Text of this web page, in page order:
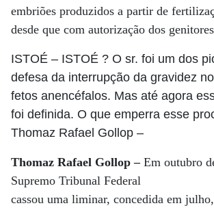
embriões produzidos a partir de
desde que com autorização dos
ISTOÉ – ISTOÉ ? O sr. foi um dos
defesa da interrupção da gravidez
fetos anencéfalos. Mas até agora
foi definida. O que emperra esse
Thomaz Rafael Gollop –
Thomaz Rafael Gollop – Em outubro
Supremo Tribunal Federal
cassou uma liminar, concedida em